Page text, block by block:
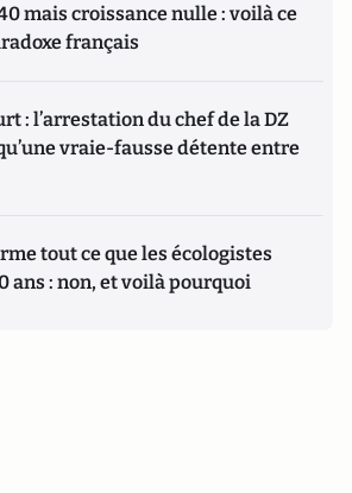
mais croissance nulle : voilà ce
français
: l’arrestation du chef de la DZ
vraie-fausse détente entre
tout ce que les écologistes
ans : non, et voilà pourquoi